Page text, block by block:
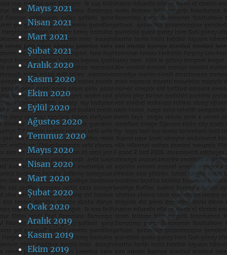
Mayıs 2021
Nisan 2021
Mart 2021
Şubat 2021
Aralık 2020
Kasım 2020
Ekim 2020
Eylül 2020
Ağustos 2020
Temmuz 2020
Mayıs 2020
Nisan 2020
Mart 2020
Şubat 2020
Ocak 2020
Aralık 2019
Kasım 2019
Ekim 2019